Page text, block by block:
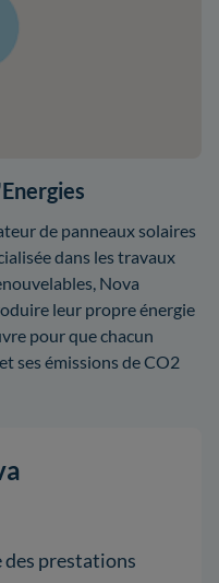
de panneaux solaires
dans les travaux
Nova
leur propre énergie
pour que chacun
ses émissions de CO2
des prestations